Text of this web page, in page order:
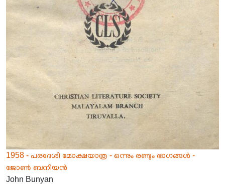
1958 - പരദേശി മോക്ഷയാത്ര - ഒന്നും രണ്ടും ഭാഗങ്ങൾ -
ജോൺ ബനിയൻ
John Bunyan